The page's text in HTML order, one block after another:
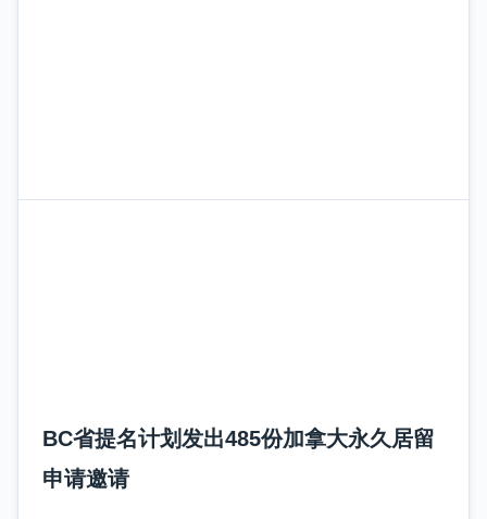
BC省提名计划发出485份加拿大永久居留
申请邀请